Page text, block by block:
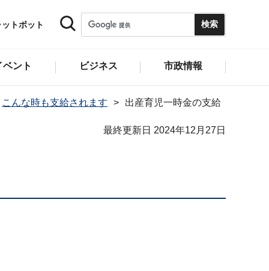
トボット
ント ビジネス 市政情報
こんな時も支給されます 出産育児一時金の支給
最終更新日 2024年12月27日